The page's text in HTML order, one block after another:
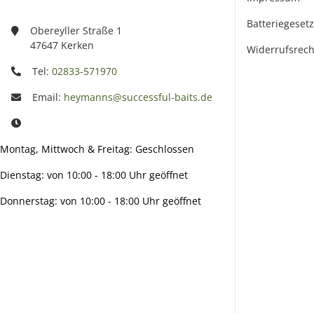
Obereyller Straße 1
47647 Kerken
Tel: 02833-571970
Email: heymanns@successful-baits.de
Montag, Mittwoch & Freitag: Geschlossen
Dienstag: von 10:00 - 18:00 Uhr geöffnet
Donnerstag: von 10:00 - 18:00 Uhr geöffnet